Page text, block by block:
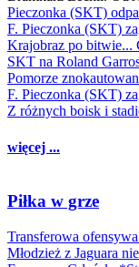
Pieczonka (SKT)
F. Pieczonka (SKT)
Krajobraz po bitwie...
SKT na Roland
Pomorze
F. Pieczonka (SKT)
Z różnych boisk i
więcej ...
Piłka w grze
Transferowa
Młodzież z Jaguara